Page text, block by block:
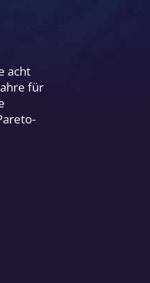
acht
für